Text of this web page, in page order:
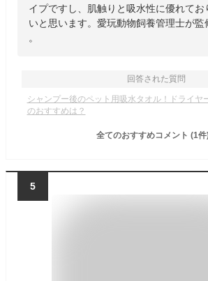
イプですし、肌触りと吸水性に優れて
いと思います。愛玩動物飼養管理士が監
。
回答された質問
シャンプー後のペット用吸水タオル！ドライヤ
のおすすめは？
全てのおすすめコメント (1件
5